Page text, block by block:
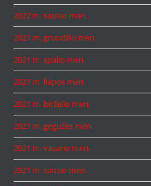
2022 m. sausio mėn.
2021 m. gruodžio mėn.
2021 m. spalio mėn.
2021 m. liepos mėn.
2021 m. birželio mėn.
2021 m. gegužės mėn.
2021 m. vasario mėn.
2021 m. sausio mėn.